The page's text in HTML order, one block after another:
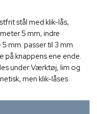
stål med klik-lås,
5 mm, indre
mm. passer til 3 mm
på knappens ene ende.
under Værktøj, lim og
men klik-låses